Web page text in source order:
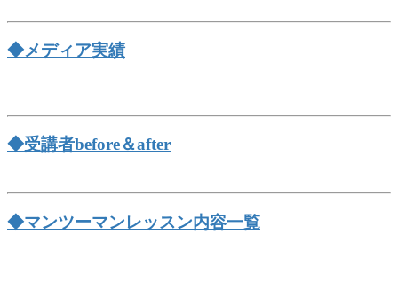
◆メディア実績
◆受講者before＆after
◆マンツーマンレッスン内容一覧